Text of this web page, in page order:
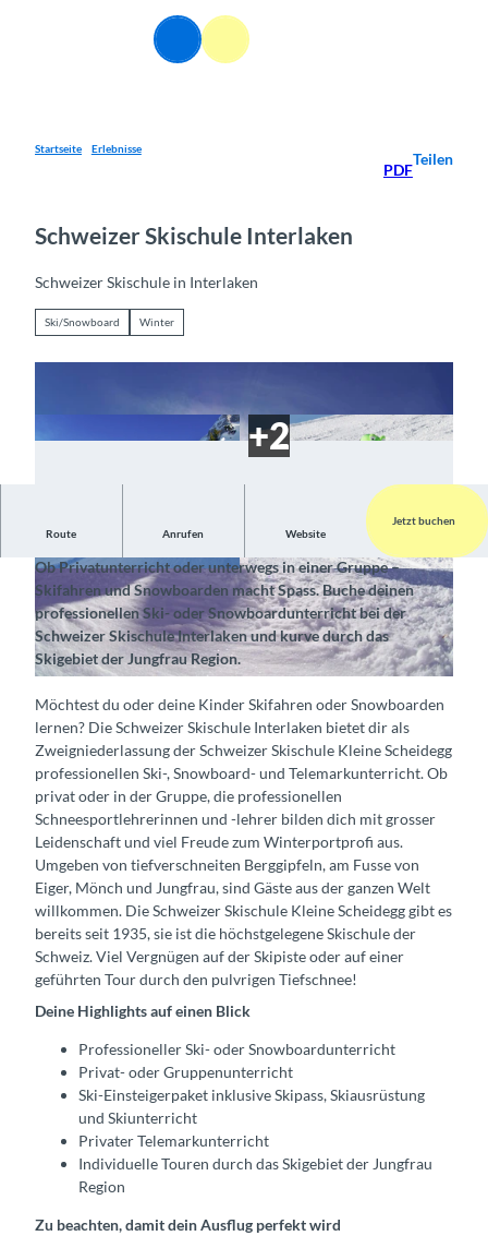
Suche Menü
Startseite Erlebnisse
PDF
Teilen
Schweizer Skischule Interlaken
Schweizer Skischule in Interlaken
Ski/Snowboard Winter
© Swiss Ski School Interlaken, Interlaken Touris
mus | CC-BY-SA
© Swiss Ski School Interlaken, Interlaken Touris
mus |CC-BY-SA
Route Anrufen Website
Jetzt buchen
Lerne Ski- oder Snowboardfahren im Berner Oberland
Ob Privatunterricht oder unterwegs in einer Gruppe –
Skifahren und Snowboarden macht Spass. Buche deinen
professionellen Ski- oder Snowboardunterricht bei der
Schweizer Skischule Interlaken und kurve durch das
Skigebiet der Jungfrau Region.
Möchtest du oder deine Kinder Skifahren oder Snowboarden
lernen? Die Schweizer Skischule Interlaken bietet dir als
Zweigniederlassung der Schweizer Skischule Kleine Scheidegg
professionellen Ski-, Snowboard- und Telemarkunterricht. Ob
privat oder in der Gruppe, die professionellen
Schneesportlehrerinnen und -lehrer bilden dich mit grosser
Leidenschaft und viel Freude zum Winterportprofi aus.
Umgeben von tiefverschneiten Berggipfeln, am Fusse von
Eiger, Mönch und Jungfrau, sind Gäste aus der ganzen Welt
willkommen. Die Schweizer Skischule Kleine Scheidegg gibt es
bereits seit 1935, sie ist die höchstgelegene Skischule der
Schweiz. Viel Vergnügen auf der Skipiste oder auf einer
geführten Tour durch den pulvrigen Tiefschnee!
Deine Highlights auf einen Blick
Professioneller Ski- oder Snowboardunterricht
Privat- oder Gruppenunterricht
Ski-Einsteigerpaket inklusive Skipass, Skiausrüstung
und Skiunterricht
Privater Telemarkunterricht
Individuelle Touren durch das Skigebiet der Jungfrau
Region
Zu beachten, damit dein Ausflug perfekt wird